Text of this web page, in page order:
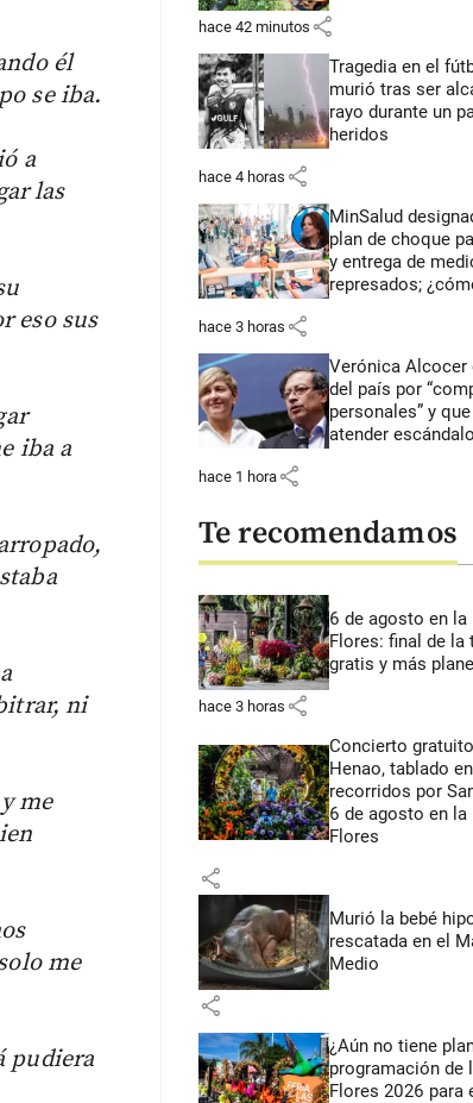
él
se iba.
a
las
eso sus
iba a
ni
me
me
pudiera
hace 42 minutos share
Tragedia en el
murió tras ser
rayo durante un
heridos
hace 4 horas share
MinSalud
plan de choque
y entrega de
represados;
hace 3 horas share
Verónica Alcocer
del país por
personales” y
atender
hace 1 hora share
Te recomendamos
6 de agosto en la
Flores: final de la
gratis y más
hace 3 horas share
Concierto
Henao, tablado
recorridos por
6 de agosto en la
Flores
share
Murió la bebé
rescatada en el
Medio
share
¿Aún no tiene
programación de
Flores 2026 para